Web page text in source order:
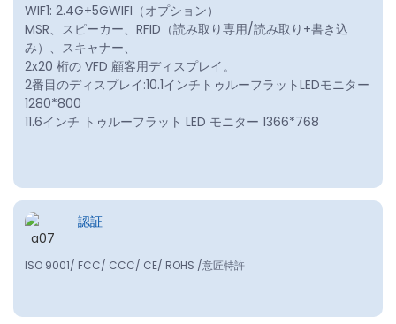
WIF1: 2.4G+5GWIFI（オプション）
MSR、スピーカー、RFID（読み取り専用/読み取り+書き込
み）、スキャナー、
2x20 桁の VFD 顧客用ディスプレイ。
2番目のディスプレイ:10.1インチトゥルーフラットLEDモニター
1280*800
11.6インチ トゥルーフラット LED モニター 1366*768
認証
ISO 9001/ FCC/ CCC/ CE/ ROHS /意匠特許